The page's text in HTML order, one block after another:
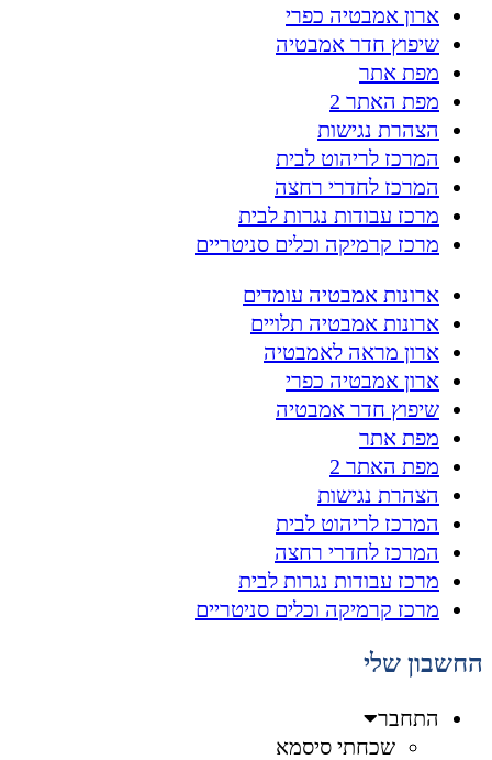
ארון אמבטיה כפרי
שיפוץ חדר אמבטיה
מפת אתר
מפת האתר 2
הצהרת נגישות
המרכז לריהוט לבית
המרכז לחדרי רחצה
מרכז עבודות נגרות לבית
מרכז קרמיקה וכלים סניטריים
ארונות אמבטיה עומדים
ארונות אמבטיה תלויים
ארון מראה לאמבטיה
ארון אמבטיה כפרי
שיפוץ חדר אמבטיה
מפת אתר
מפת האתר 2
הצהרת נגישות
המרכז לריהוט לבית
המרכז לחדרי רחצה
מרכז עבודות נגרות לבית
מרכז קרמיקה וכלים סניטריים
החשבון שלי
התחבר
שכחתי סיסמא